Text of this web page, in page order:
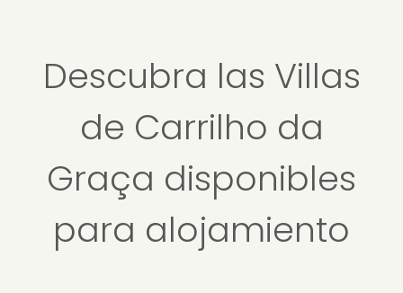
Descubra las Villas
de Carrilho da
Graça disponibles
para alojamiento